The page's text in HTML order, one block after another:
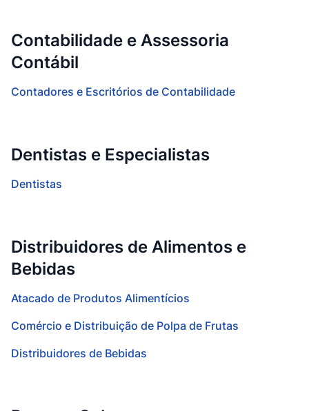
Contabilidade e Assessoria
Contábil
Contadores e Escritórios de Contabilidade
Dentistas e Especialistas
Dentistas
Distribuidores de Alimentos e
Bebidas
Atacado de Produtos Alimentícios
Comércio e Distribuição de Polpa de Frutas
Distribuidores de Bebidas